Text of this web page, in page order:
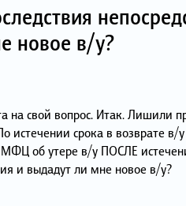
новое в/у?
на свой вопрос. Итак. Лишили
истечении срока в возврате
об утере в/у ПОСЛЕ
и выдадут ли мне новое в/у?